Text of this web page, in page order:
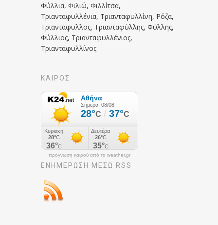
Φύλλια, Φιλιώ, Φιλλίτσα,
Τριανταφυλλένια, Τριανταφυλλίνη, Ρόζα,
Τριαντάφυλλος, Τριανταφύλλης, Φύλλης,
Φύλλιος, Τριανταφυλλένιος,
Τριανταφυλλίνος
ΚΑΙΡΟΣ
πρόγνωση καιρού από το weather.gr
ΕΝΗΜΈΡΩΣΉ ΜΕΣΩ RSS